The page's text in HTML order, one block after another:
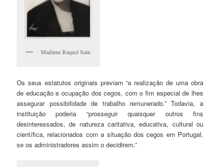
Madame Raquel Sain
Os seus estatutos originais previam “a realização de uma obra
de educação e ocupação dos cegos, com o fim especial de lhes
assegurar possibilidade de trabalho remunerado.” Todavia, a
instituição poderia “prosseguir quaisquer outros fins
desinteressados, de natureza caritativa, educativa, cultural ou
científica, relacionados com a situação dos cegos em Portugal,
se os administradores assim o decidirem.”